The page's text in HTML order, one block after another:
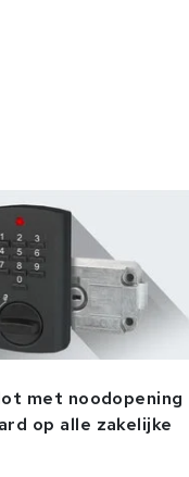
met noodopening
op alle zakelijke